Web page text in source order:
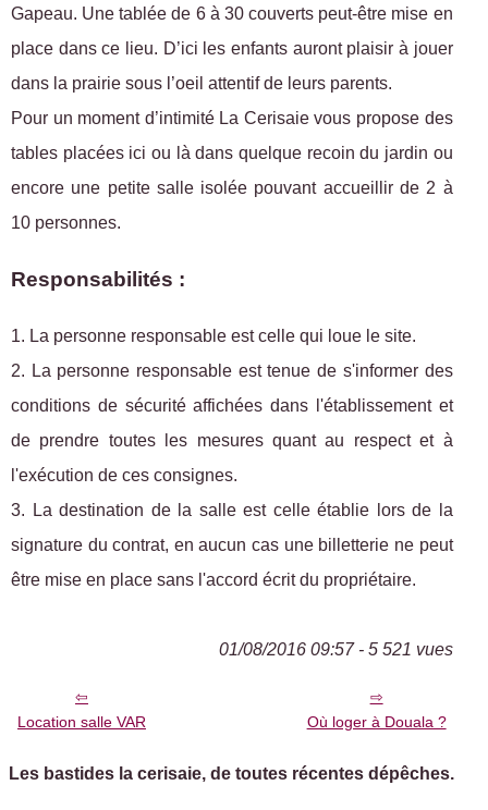
Gapeau. Une tablée de 6 à 30 couverts peut-être mise en
place dans ce lieu. D’ici les enfants auront plaisir à jouer
dans la prairie sous l’oeil attentif de leurs parents.
Pour un moment d’intimité La Cerisaie vous propose des
tables placées ici ou là dans quelque recoin du jardin ou
encore une petite salle isolée pouvant accueillir de 2 à
10 personnes.
Responsabilités :
1. La personne responsable est celle qui loue le site.
2. La personne responsable est tenue de s'informer des
conditions de sécurité affichées dans l'établissement et
de prendre toutes les mesures quant au respect et à
l'exécution de ces consignes.
3. La destination de la salle est celle établie lors de la
signature du contrat, en aucun cas une billetterie ne peut
être mise en place sans l'accord écrit du propriétaire.
01/08/2016 09:57 - 5 521 vues
Location salle VAR Où loger à Douala ?
Les bastides la cerisaie, de toutes récentes dépêches.